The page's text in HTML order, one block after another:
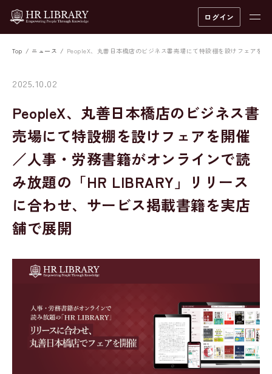
ログイン
Top ニュース PeopleX、丸善日本橋店のビジネス書売場にて特設棚を設けフェアを
2025.10.02
PeopleX、丸善日本橋店のビジネス書
売場にて特設棚を設けフェアを開催
／人事・労務書籍がオンラインで読
み放題の「HR LIBRARY」リリース
に合わせ、サービス掲載書籍を実店
舗で展開